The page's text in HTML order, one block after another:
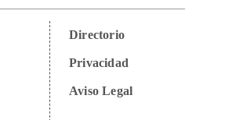
Directorio
Privacidad
Aviso Legal